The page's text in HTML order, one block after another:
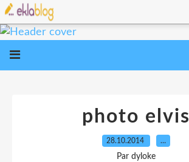
photo elvis
28.10.2014 …
Par dyloke